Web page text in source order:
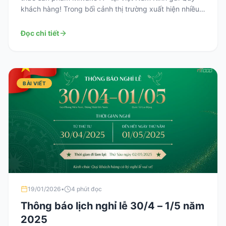
khách hàng! Trong bối cảnh thị trường xuất hiện nhiều
Công ty TNHH Thực phẩm NP – luôn đặt sự an toàn và
Đọc chi tiết
BÀI VIẾT
19/01/2026• 4 phút đọc
Thông báo lịch nghỉ lễ 30/4 – 1/5 năm
2025